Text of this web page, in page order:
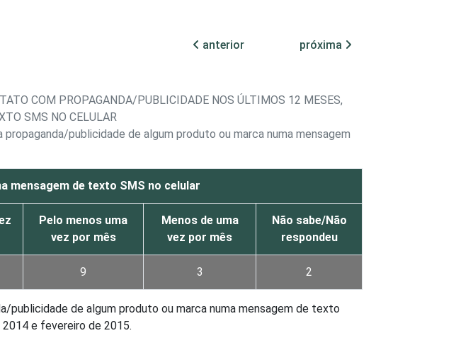
anterior
próxima
COM PROPAGANDA/PUBLICIDADE NOS ÚLTIMOS 12 MESES,
SMS NO CELULAR
publicidade de algum produto ou marca numa mensagem
mensagem de texto SMS no celular
Pelo menos uma
vez por mês
Menos de uma
vez por mês
Não sabe/Não
respondeu
9 3 2
publicidade de algum produto ou marca numa mensagem de texto
e fevereiro de 2015.